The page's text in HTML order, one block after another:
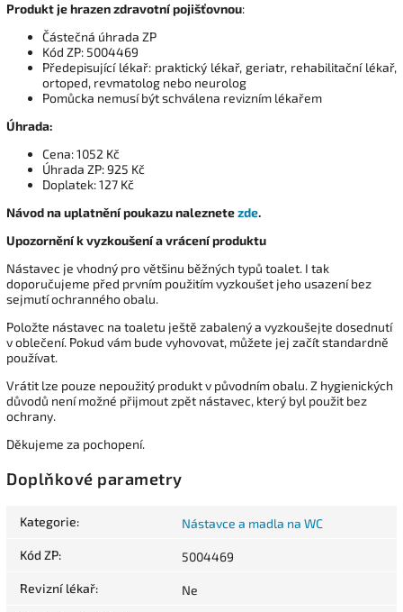
Produkt je hrazen zdravotní pojišťovnou:
Částečná úhrada ZP
Kód ZP: 5004469
Předepisující lékař: praktický lékař, geriatr, rehabilitační lékař,
ortoped, revmatolog nebo neurolog
Pomůcka nemusí být schválena revizním lékařem
Úhrada:
Cena: 1052 Kč
Úhrada ZP: 925 Kč
Doplatek: 127 Kč
Návod na uplatnění poukazu naleznetezde.
Upozornění k vyzkoušení a vrácení produktu
Nástavec je vhodný pro většinu běžných typů toalet. I tak
doporučujeme před prvním použitím vyzkoušet jeho usazení bez
sejmutí ochranného obalu.
Položte nástavec na toaletu ještě zabalený a vyzkoušejte dosednutí
v oblečení. Pokud vám bude vyhovovat, můžete jej začít standardně
používat.
Vrátit lze pouze nepoužitý produkt v původním obalu. Z hygienických
důvodů není možné přijmout zpět nástavec, který byl použit bez
ochrany.
Děkujeme za pochopení.
Doplňkové parametry
Kategorie: Nástavce a madla na WC
Kód ZP: 5004469
Revizní lékař: Ne